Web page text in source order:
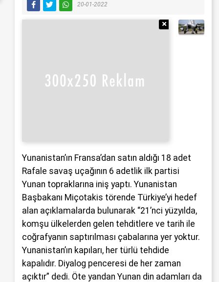
20-01-2022
Reklamı Gizle
Yunanistan’ın Fransa’dan satın aldığı 18 adet
Rafale savaş uçağının 6 adetlik ilk partisi
Yunan topraklarına iniş yaptı. Yunanistan
Başbakanı Miçotakis törende Türkiye’yi hedef
alan açıklamalarda bulunarak “21’nci yüzyılda,
komşu ülkelerden gelen tehditlere ve tarih ile
coğrafyanın saptırılması çabalarına yer yoktur.
Yunanistan’ın kapıları, her türlü tehdide
kapalıdır. Diyalog penceresi de her zaman
açıktır” dedi. Öte yandan Yunan din adamları da